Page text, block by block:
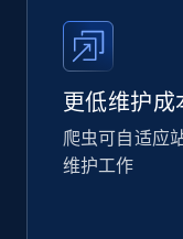
更低维护成
爬虫可自适应
维护工作